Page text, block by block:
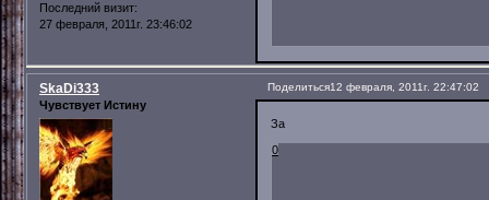
Последний визит:
27 февраля, 2011г. 23:46:02
Поделиться12 февраля, 2011г. 22:47:02
SkaDi333
Чувствует Истину
За
0